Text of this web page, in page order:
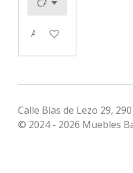
Añadir al carrito
Calle Blas de Lezo 29,
© 2024 - 2026 Muebles